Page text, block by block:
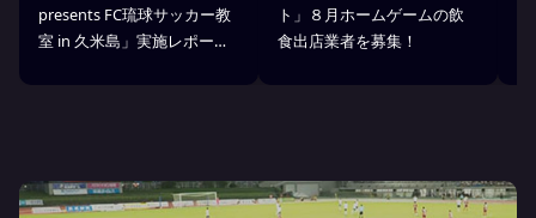
presents FC琉球サッカー教
室 in 久米島」実施レポー
ト」８月ホームゲームの飲
食出店業者を募集！